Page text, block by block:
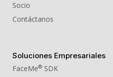
Socio
Contáctanos
Soluciones Empresariales
FaceMe® SDK